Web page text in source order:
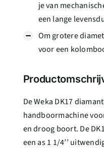
je van
een lange
Om grotere
voor een
De Weka DK17
handboormachine
en droog boort. De
een as 1 1/4’’